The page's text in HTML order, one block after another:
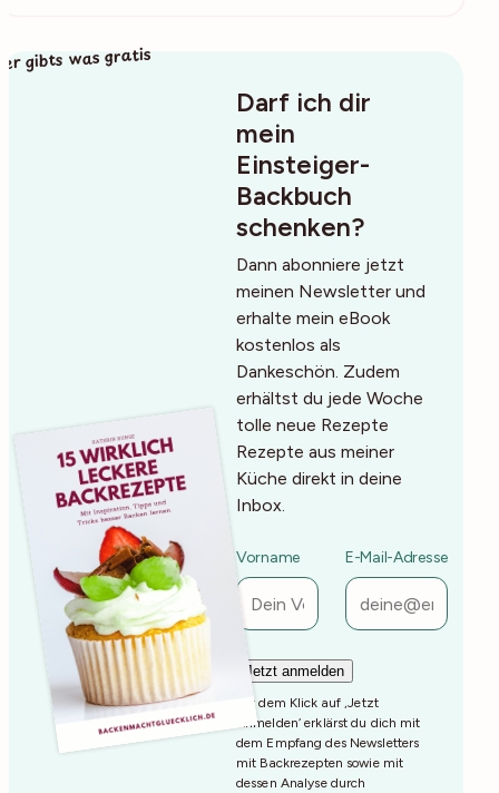
Darf ich dir
mein
Einsteiger-
Backbuch
schenken?
Dann abonniere jetzt
meinen Newsletter und
erhalte mein eBook
kostenlos als
Dankeschön. Zudem
erhältst du jede Woche
tolle neue Rezepte
Rezepte aus meiner
Küche direkt in deine
Inbox.
Vorname E-Mail-Adresse
Mit dem Klick auf ‚Jetzt
Anmelden‘ erklärst du dich mit
dem Empfang des Newsletters
mit Backrezepten sowie mit
dessen Analyse durch
gibts was gratis